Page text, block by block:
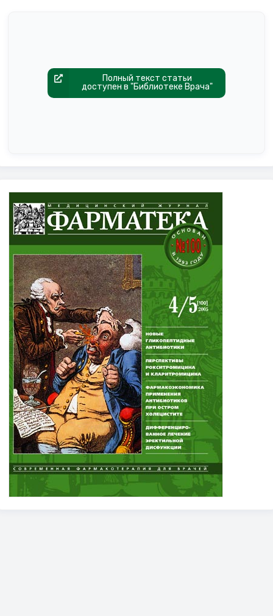
Полный текст статьи
доступен в "Библиотеке Врача"